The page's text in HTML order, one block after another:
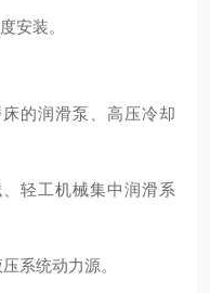
安装。
的润滑泵、高压冷却
轻工机械集中润滑系
系统动力源。